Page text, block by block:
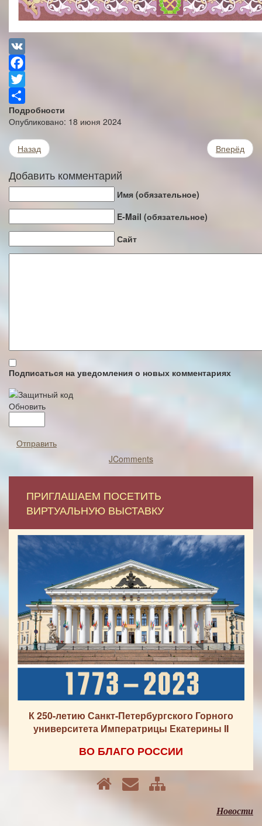
VK
Facebook
Twitter
Share
Подробности
Опубликовано: 18 июня 2024
Назад Вперёд
Добавить комментарий
Имя (обязательное)
E-Mail (обязательное)
Сайт
Подписаться на уведомления о новых комментариях
Обновить
Отправить
JComments
ПРИГЛАШАЕМ ПОСЕТИТЬ
ВИРТУАЛЬНУЮ ВЫСТАВКУ
К 250-летию Санкт-Петербургского Горного
университета Императрицы Екатерины II
ВО БЛАГО РОССИИ
Новости